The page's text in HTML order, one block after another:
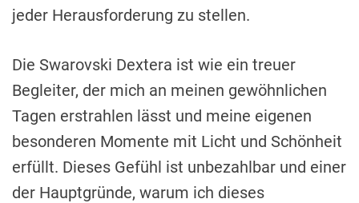
jeder Herausforderung zu stellen.
Die Swarovski Dextera ist wie ein treuer
Begleiter, der mich an meinen gewöhnlichen
Tagen erstrahlen lässt und meine eigenen
besonderen Momente mit Licht und Schönheit
erfüllt. Dieses Gefühl ist unbezahlbar und einer
der Hauptgründe, warum ich dieses